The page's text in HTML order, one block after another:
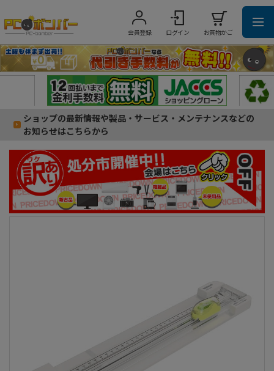
会員登録 ログイン お買物かご
ショップの最新情報や製品・サービス・メンテナンスなどの
お知らせはこちらから